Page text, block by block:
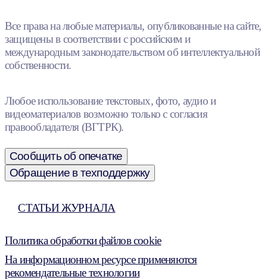
Все права на любые материалы, опубликованные на сайте,
защищены в соответствии с российским и
международным законодательством об интеллектуальной
собственности.
Любое использование текстовых, фото, аудио и
видеоматериалов возможно только с согласия
правообладателя (ВГТРК).
Сообщить об опечатке
Обращение в техподдержку
СТАТЬИ ЖУРНАЛА
Политика обработки файлов cookie
На информационном ресурсе применяются
рекомендательные технологии